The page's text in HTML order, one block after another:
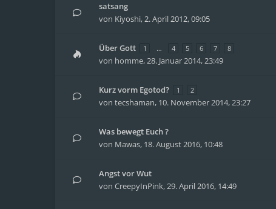
satsang
von Kiyoshi,2. April 2012, 09:05
Über Gott 1 … 4 5 6 7 8
von homme,28. Januar 2014, 23:49
Kurz vorm Egotod? 1 2
von tecshaman, 10. November 2014, 23:27
Was bewegt Euch ?
von Mawas, 18. August 2016, 10:48
Angst vor Wut
von CreepyInPink,29. April 2016, 14:49